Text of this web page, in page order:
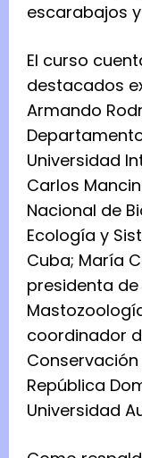
escarabajos
El curso
destacados
Armando
Universidad
Carlos
Nacional de
Ecología y
Cuba; María
presidenta
coordinador
República
Universidad